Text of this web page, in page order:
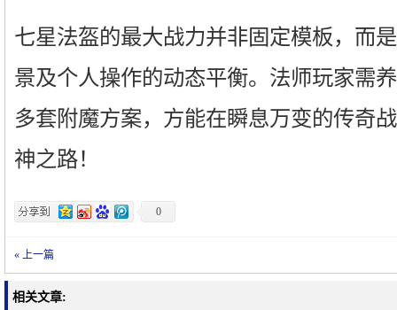
七星法盔的最大战力并非固定模板，而
景及个人操作的动态平衡。法师玩家需
多套附魔方案，方能在瞬息万变的传奇
神之路！
0
« 上一篇
相关文章: